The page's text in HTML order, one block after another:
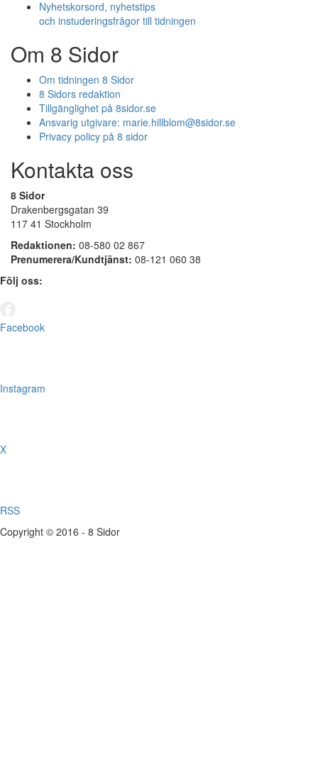
Nyhetskorsord, nyhetstips
och instuderingsfrågor till tidningen
Om 8 Sidor
Om tidningen 8 Sidor
8 Sidors redaktion
Tillgänglighet på 8sidor.se
Ansvarig utgivare: marie.hillblom@8sidor.se
Privacy policy på 8 sidor
Kontakta oss
8 Sidor
Drakenbergsgatan 39
117 41 Stockholm
Redaktionen: 08-580 02 867
Prenumerera/Kundtjänst: 08-121 060 38
Följ oss:
Facebook
Instagram
X
RSS
Copyright © 2016 - 8 Sidor